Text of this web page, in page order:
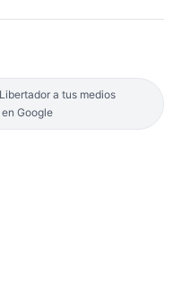
a tus medios
Google